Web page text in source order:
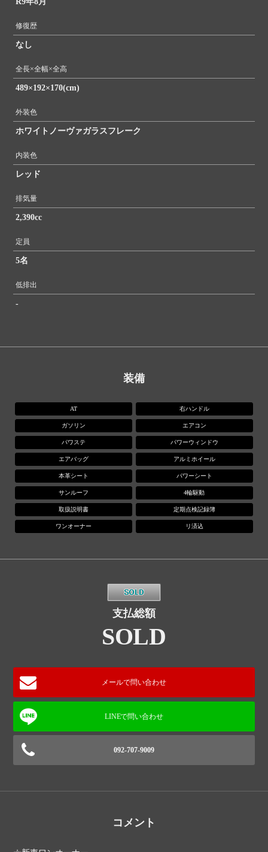
修復歴
なし
全長×全幅×全高
489×192×170(cm)
外装色
ホワイトノーヴァガラスフレーク
内装色
レッド
排気量
2,390cc
定員
5名
低排出
-
装備
AT 右ハンドル
ガソリン エアコン
パワステ パワーウィンドウ
エアバッグ アルミホイール
本革シート パワーシート
サンルーフ 4輪駆動
取扱説明書 定期点検記録簿
ワンオーナー リ済込
支払総額
SOLD
メールで問い合わせ
092-707-9009
コメント